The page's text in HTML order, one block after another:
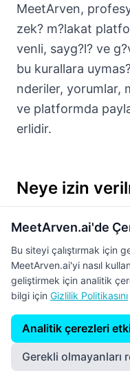
MeetArven,
zek? m?lakat
venli, sayg?l? ve
bu kurallara
nderiler, yorumlar,
ve platformda
erlidir.
Neye izin
MeetArven ?zerinde
Spam ve yan?lt?c?
Tekrarlayan,
i?erikleri, sahte
Taciz ve zorbal?k
MeetArven.ai'de
Bu siteyi çalıştırmak için
MeetArven.ai'yi nasıl
geliştirmek için analitik
bilgi için Gizlilik Politikasını
Analitik çerezleri
Gerekli olmayanları